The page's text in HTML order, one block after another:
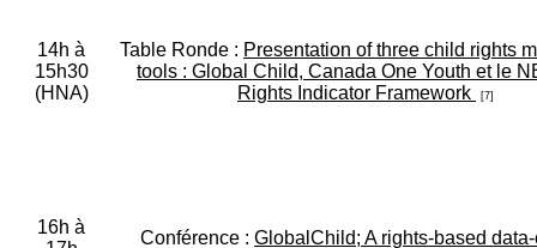
14h à
15h30
(HNA)
Table Ronde : Presentation of three child rights
tools : Global Child, Canada One Youth et le
Rights Indicator Framework
[7]
16h à
Conférence : GlobalChild; A rights-based